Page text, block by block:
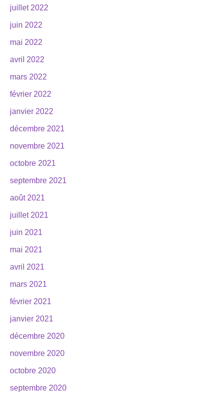
juillet 2022
juin 2022
mai 2022
avril 2022
mars 2022
février 2022
janvier 2022
décembre 2021
novembre 2021
octobre 2021
septembre 2021
août 2021
juillet 2021
juin 2021
mai 2021
avril 2021
mars 2021
février 2021
janvier 2021
décembre 2020
novembre 2020
octobre 2020
septembre 2020